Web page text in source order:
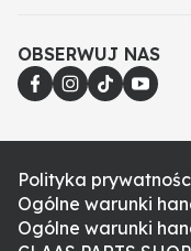
OBSERWUJ NAS
Polityka
Ogólne warunki
Ogólne warunki